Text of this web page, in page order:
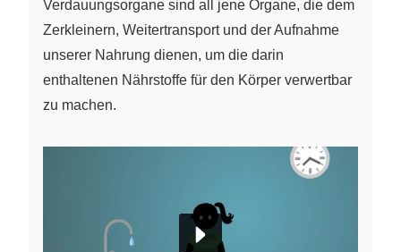
Verdauungsorgane sind all jene Organe, die dem
Zerkleinern, Weitertransport und der Aufnahme
unserer Nahrung dienen, um die darin
enthaltenen Nährstoffe für den Körper verwertbar
zu machen.